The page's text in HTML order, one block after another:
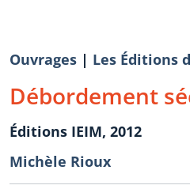
Ouvrages | Les Éditions
Débordement
Éditions IEIM, 2012
Michèle Rioux